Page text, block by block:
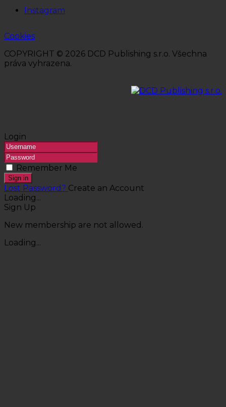
Instagram
Cookies
COPYRIGHT © 2026 DCD Publishing s.r.o. Všechna
práva vyhrazena.
Login
Remember Me
Sign in
Lost Password? Create an Account
Loading...
Sign Up
New membership are not allowed.
Loading...